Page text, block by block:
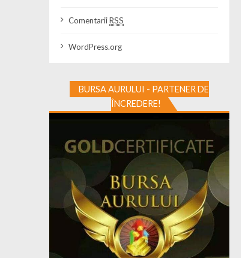
ComentariiRSS
WordPress.org
BURSA AURULUI - PARTENER DE
ÎNCREDERE!